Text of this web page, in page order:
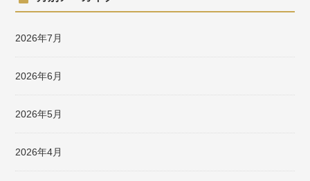
2026年7月
2026年6月
2026年5月
2026年4月